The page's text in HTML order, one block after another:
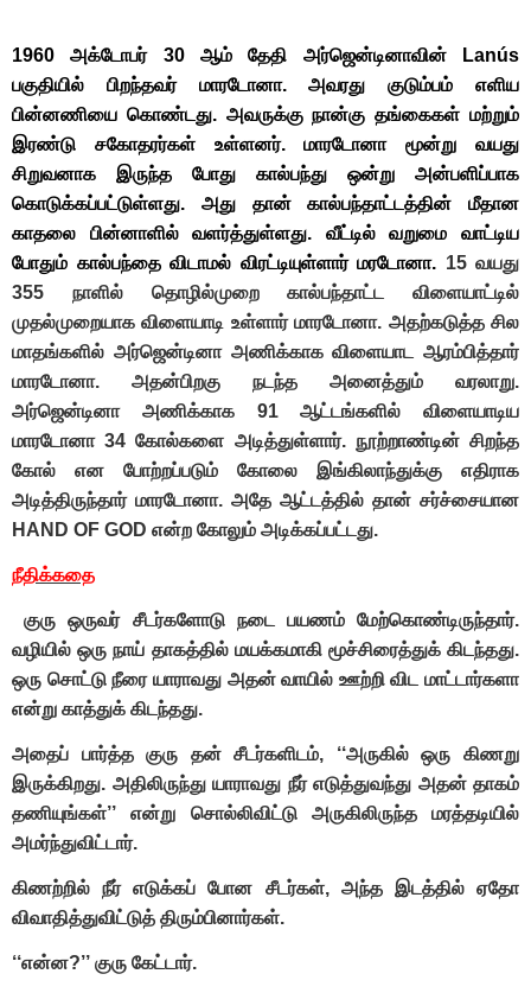
1960 அக்டோபர் 30 ஆம் தேதி அர்ஜென்டினாவின்
Lanús
பகுதியில் பிறந்தவர் மாரடோனா. அவரது குடும்பம் எளிய
பின்னணியை கொண்டது. அவருக்கு நான்கு தங்கைகள் மற்றும்
இரண்டு சகோதரர்கள் உள்ளனர். மாரடோனா மூன்று வயது
சிறுவனாக இருந்த போது கால்பந்து ஒன்று அன்பளிப்பாக
கொடுக்கப்பட்டுள்ளது. அது தான் கால்பந்தாட்டத்தின் மீதான
காதலை பின்னாளில் வளர்த்துள்ளது. வீட்டில் வறுமை வாட்டிய
போதும் கால்பந்தை விடாமல் விரட்டியுள்ளார் மரடோனா. 15 வயது
355 நாளில் தொழில்முறை கால்பந்தாட்ட விளையாட்டில்
முதல்முறையாக விளையாடி உள்ளார் மாரடோனா. அதற்கடுத்த சில
மாதங்களில் அர்ஜென்டினா அணிக்காக விளையாட ஆரம்பித்தார்
மாரடோனா. அதன்பிறகு நடந்த அனைத்தும் வரலாறு.
அர்ஜென்டினா அணிக்காக 91 ஆட்டங்களில் விளையாடிய
மாரடோனா 34 கோல்களை அடித்துள்ளார். நூற்றாண்டின் சிறந்த
கோல் என போற்றப்படும் கோலை இங்கிலாந்துக்கு எதிராக
அடித்திருந்தார் மாரடோனா. அதே ஆட்டத்தில் தான் சர்ச்சையான
HAND OF GOD என்ற கோலும் அடிக்கப்பட்டது.
நீதிக்கதை
குரு ஒருவர் சீடர்களோடு நடை பயணம் மேற்கொண்டிருந்தார்.
வழியில் ஒரு நாய் தாகத்தில் மயக்கமாகி மூச்சிரைத்துக் கிடந்தது.
ஒரு சொட்டு நீரை யாராவது அதன் வாயில் ஊற்றி விட மாட்டார்களா
என்று காத்துக் கிடந்தது.
அதைப் பார்த்த குரு தன் சீடர்களிடம், ‘‘அருகில் ஒரு கிணறு
இருக்கிறது. அதிலிருந்து யாராவது நீர் எடுத்துவந்து அதன் தாகம்
தணியுங்கள்’’ என்று சொல்லிவிட்டு அருகிலிருந்த மரத்தடியில்
அமர்ந்துவிட்டார்.
கிணற்றில் நீர் எடுக்கப் போன சீடர்கள், அந்த இடத்தில் ஏதோ
விவாதித்துவிட்டுத் திரும்பினார்கள்.
‘‘என்ன?’’ குரு கேட்டார்.